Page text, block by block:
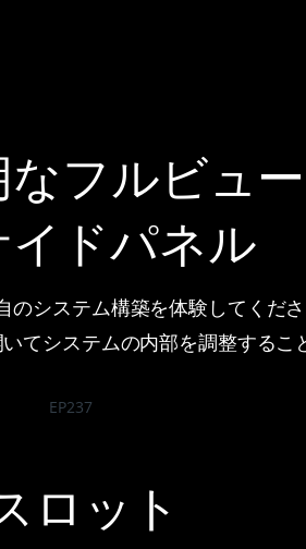
フルビュ
ドパネル
のシステム構築を体験してくだ
てシステムの内部を調整するこ
ロット